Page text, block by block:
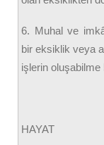
6. Muhal ve
bir eksiklik veya
işlerin oluşabilme
HAYAT